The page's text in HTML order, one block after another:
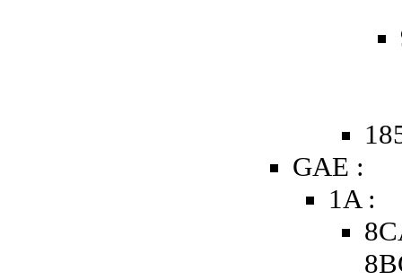
GAE :
1A :